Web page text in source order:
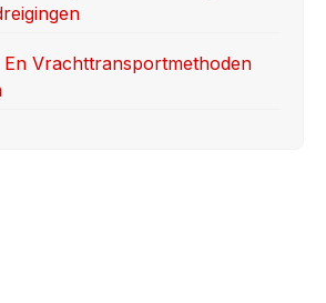
Vrachttransportmethoden